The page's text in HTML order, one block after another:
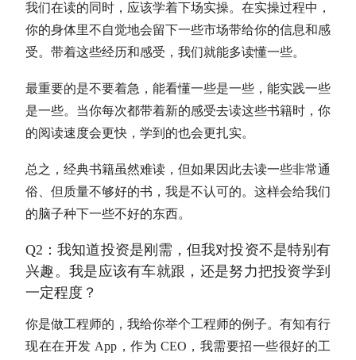
我们在读的同时，应该学着下场实操。在实操过程中，
你的身体里不自觉地会留下一些市场带给你的信息和感
受。带着这些经历和感受，我们就能多读懂一些。
最重要的是不要着急，能看懂一些是一些，能实践一些
是一些。当你每次都带着新的感受去读这些书籍时，你
的阅读速度会更快，学到的也会更扎实。
总之，经典书籍虽然难读，但如果因此去读一些非常通
俗、但质量不够好的书，我是不认可的。这样会给我们
的脑子种下一些不好的东西。
Q2：我知道投资是刚需，但我对投资不是特别有
兴趣。我是应该有车就跟，还是努力把投资学到
一定程度？
你是做工程师的，我给你举个工程师的例子。有知有行
现在在开发 App，作为 CEO，我需要招一些很好的工